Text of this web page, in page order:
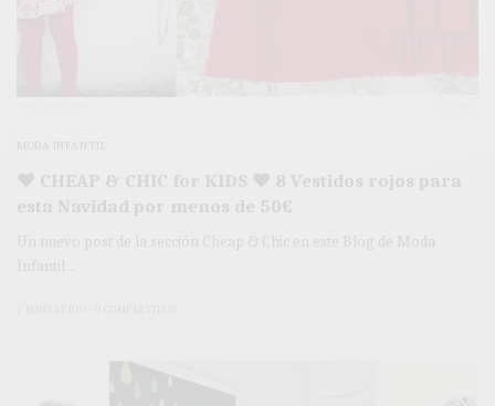
MODA INFANTIL
♥ CHEAP & CHIC for KIDS ♥ 8 Vestidos rojos para
esta Navidad por menos de 50€
Un nuevo post de la sección Cheap & Chic en este Blog de Moda
Infantil…